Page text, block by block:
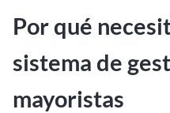
Por qué
sistema de
mayoristas